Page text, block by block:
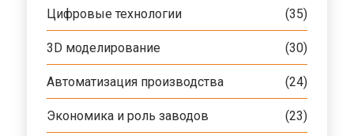
Цифровые технологии (35)
3D моделирование (30)
Автоматизация производства (24)
Экономика и роль заводов (23)